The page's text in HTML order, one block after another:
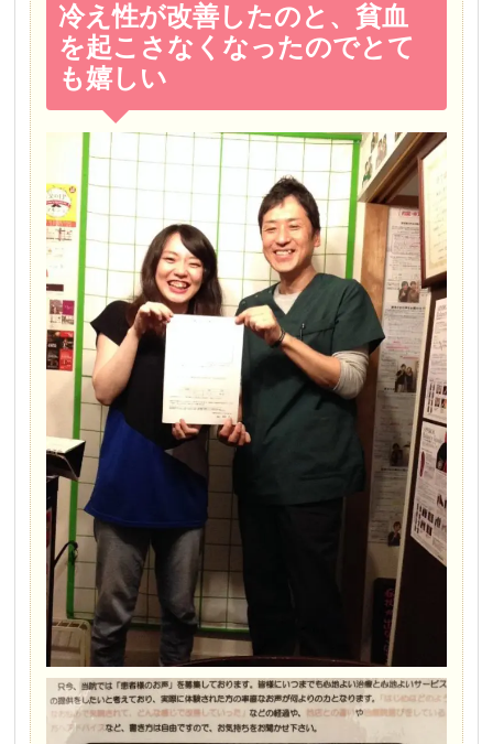
冷え性が改善したのと、貧血
を起こさなくなったのでとて
も嬉しい